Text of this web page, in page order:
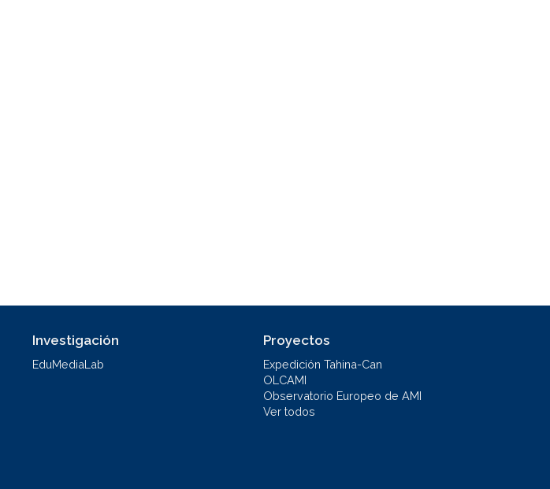
Investigación
EduMediaLab
Proyectos
Expedición Tahina-Can
OLCAMI
Observatorio Europeo de AMI
Ver todos